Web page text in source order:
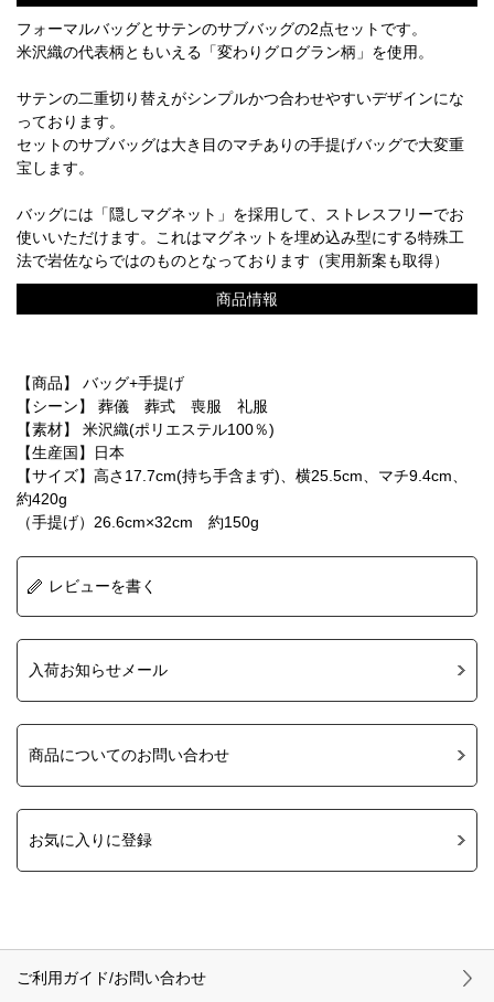
フォーマルバッグとサテンのサブバッグの2点セットです。
米沢織の代表柄ともいえる「変わりグログラン柄」を使用。
サテンの二重切り替えがシンプルかつ合わせやすいデザインにな
っております。
セットのサブバッグは大き目のマチありの手提げバッグで大変重
宝します。
バッグには「隠しマグネット」を採用して、ストレスフリーでお
使いいただけます。これはマグネットを埋め込み型にする特殊工
法で岩佐ならではのものとなっております（実用新案も取得）
商品情報
【商品】 バッグ+手提げ
【シーン】 葬儀 葬式 喪服 礼服
【素材】 米沢織(ポリエステル100％)
【生産国】日本
【サイズ】高さ17.7cm(持ち手含まず)、横25.5cm、マチ9.4cm、
約420g
（手提げ）26.6cm×32cm 約150g
レビューを書く
入荷お知らせメール
商品についてのお問い合わせ
お気に入りに登録
ご利用ガイド/お問い合わせ